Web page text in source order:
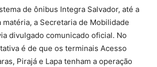
de ônibus Integra Salvador, até a
matéria, a Secretaria de Mobilidade
divulgado comunicado oficial. No
é de que os terminais Acesso
Pirajá e Lapa tenham a operação